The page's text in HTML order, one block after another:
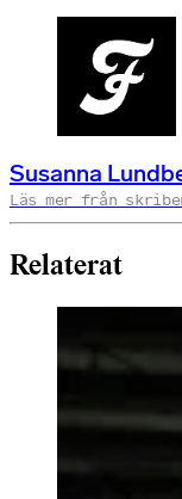
Susanna
Läs mer från
Relaterat